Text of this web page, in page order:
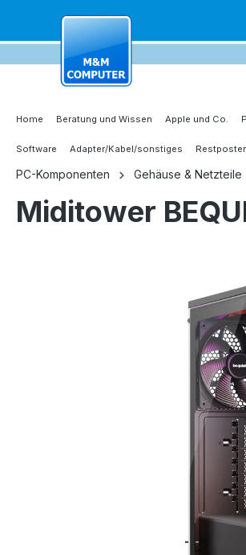
Zur Hauptnavigation springen
Home Beratung und Wissen Apple und Co.
Software Adapter/Kabel/sonstiges
PC-Komponenten Gehäuse & Netzteile
Miditower